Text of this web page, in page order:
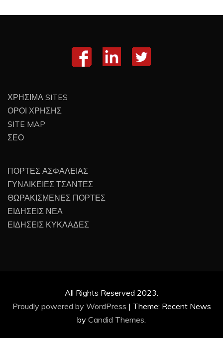
ΧΡΗΣΙΜΑ SITES
ΟΡΟΙ ΧΡΗΣΗΣ
SITE MAP
ΣΕΟ
ΠΟΡΤΕΣ ΑΣΦΑΛΕΙΑΣ
ΓΥΝΑΙΚΕΙΕΣ ΤΣΑΝΤΕΣ
ΘΩΡΑΚΙΣΜΕΝΕΣ ΠΟΡΤΕΣ
ΕΙΔΗΣΕΙΣ ΝΕΑ
ΕΙΔΗΣΕΙΣ ΚΥΚΛΑΔΕΣ
All Rights Reserved 2023.
Proudly powered by WordPress | Theme: Recent News
by Candid Themes